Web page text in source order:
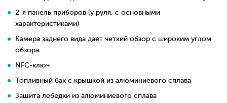
2-я панель приборов (у руля, с основными
характеристиками)
Камера заднего вида дает четкий обзор с широким углом
обзора
NFC-ключ
Топливный бак с крышкой из алюминиевого сплава
Защита лебёдки из алюминиевого сплава